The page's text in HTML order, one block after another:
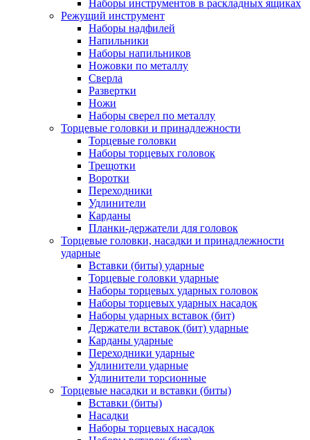
Наборы инструментов в раскладных ящиках
Режущий инструмент
Наборы надфилей
Напильники
Наборы напильников
Ножовки по металлу
Сверла
Развертки
Ножи
Наборы сверел по металлу
Торцевые головки и принадлежности
Торцевые головки
Наборы торцевых головок
Трещотки
Воротки
Переходники
Удлинители
Карданы
Планки-держатели для головок
Торцевые головки, насадки и принадлежности
ударные
Вставки (биты) ударные
Торцевые головки ударные
Наборы торцевых ударных головок
Наборы торцевых ударных насадок
Наборы ударных вставок (бит)
Держатели вставок (бит) ударные
Карданы ударные
Переходники ударные
Удлинители ударные
Удлинители торсионные
Торцевые насадки и вставки (биты)
Вставки (биты)
Насадки
Наборы торцевых насадок